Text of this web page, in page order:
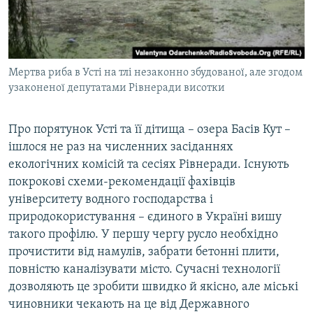
Мертва риба в Усті на тлі незаконно збудованої, але згодом
узаконеної депутатами Рівнеради висотки
Про порятунок Усті та її дітища – озера Басів Кут –
ішлося не раз на численних засіданнях
екологічних комісій та сесіях Рівнеради. Існують
покрокові схеми-рекомендації фахівців
університету водного господарства і
природокористування – єдиного в Україні вишу
такого профілю. У першу чергу русло необхідно
прочистити від намулів, забрати бетонні плити,
повністю каналізувати місто. Сучасні технології
дозволяють це зробити швидко й якісно, але міські
чиновники чекають на це від Державного